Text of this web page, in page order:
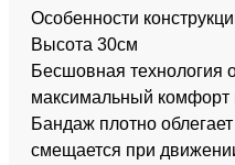
Особенности
Высота 30см
Бесшовная технология
максимальный комфорт
Бандаж плотно
смещается при